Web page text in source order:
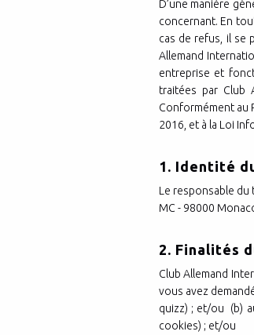
D’une manière
concernant. En
cas de refus, il se
Allemand
entreprise et
traitées par Club
Conformément au
2016, et à la Loi
1. Identité
Le responsable du
MC - 98000
2. Finalités
Club Allemand
vous avez
quizz) ; et/ou (b)
cookies) ; et/ou